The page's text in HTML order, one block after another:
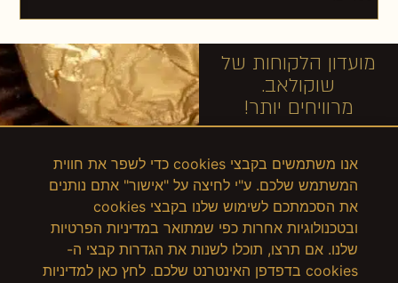
אנו משתמשים בקבצי cookies כדי לשפר את חווית
המשתמש שלכם. ע"י לחיצה על "אישור" אתם נותנים
את הסכמתכם לשימוש שלנו בקבצי cookies
ובטכנולוגיות אחרות כפי שמתואר במדיניות הפרטיות
שלנו. אם תרצו, תוכלו לשנות את הגדרות קבצי ה-
cookies בדפדפן האינטרנט שלכם. לחץ כאן למדיניות
מועדון הלקוחות של
שוקולאב.
מרוויחים יותר!